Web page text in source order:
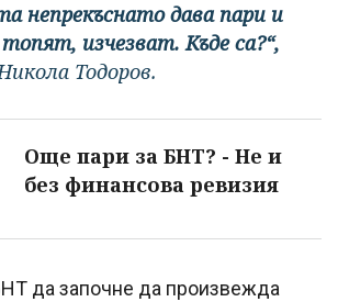
непрекъснато дава пари и
изчезват. Къде са?“,
Тодоров.
Още пари за БНТ? - Не и
без финансова ревизия
да започне да произвежда